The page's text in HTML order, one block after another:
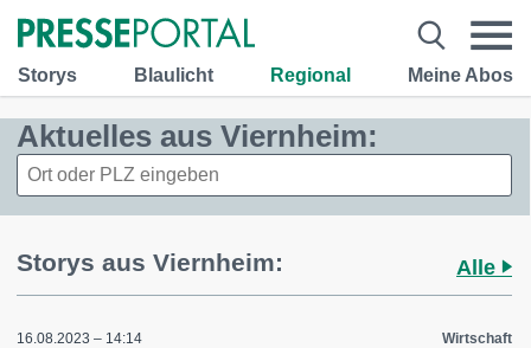
Storys Blaulicht Regional Meine Abos
Aktuelles aus Viernheim:
Storys aus Viernheim: Alle
16.08.2023 – 14:14 Wirtschaft